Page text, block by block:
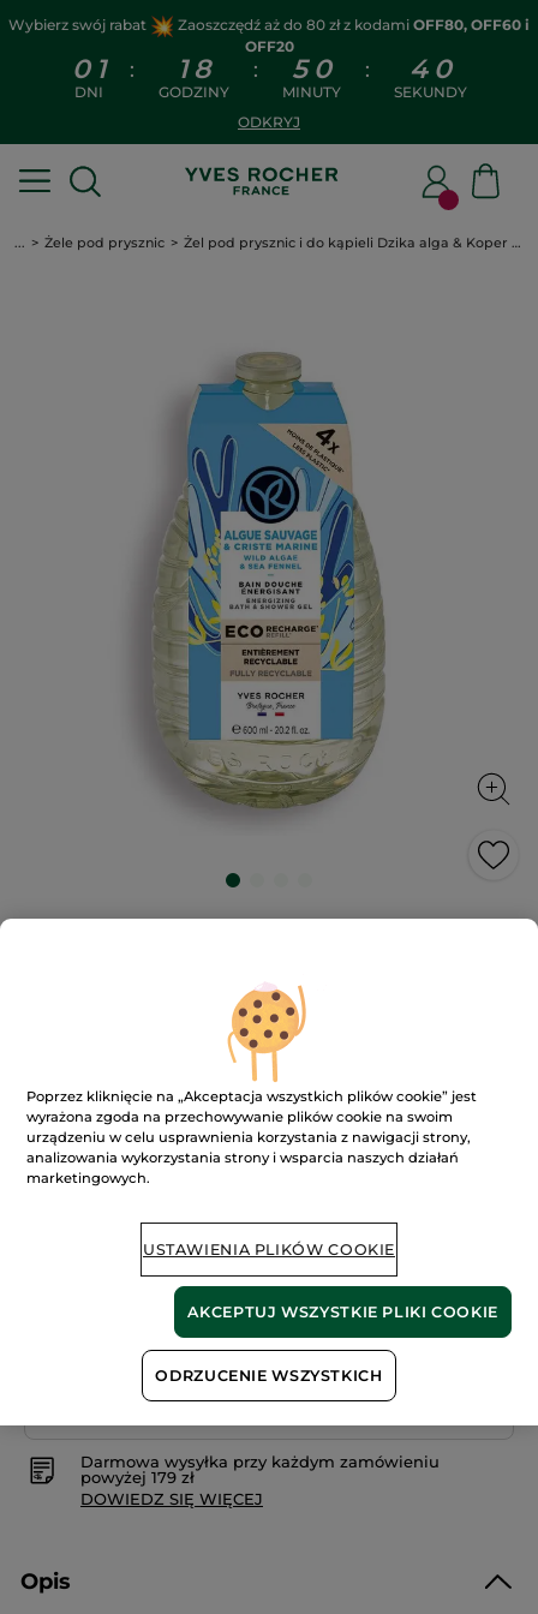
Wybierz swój rabat Zaoszczędź aż do 80 zł z kodami OFF80, OFF60 i
OFF20
0 1
DNI
: 1 8
GODZINY
: 5 0
MINUTY
: 4 0
SEKUNDY
ODKRYJ
... Żele pod prysznic Żel pod prysznic i do kąpieli Dzika alga & Koper morski uzupełniacz
Pierwszy ekologiczny uzupełniacz żelu do kąpieli i
pod prysznic od Yves Rocher w bardziej
ekonomicznym formacie 600 ml!
600 ml
4.9 ★★★★★
★★★★★
4.9
na
5
gwiazdek.
Przeczytaj
prysznic
i
do
kąpieli
Koper
morski
uzupełniacz
(798)DODAJ RECENZJĘ
42.90 zł
DODAJ DO KOSZYKA
Dostawa między 10/08 a 11/08.
Bezpieczna płatność
Darmowa wysyłka przy każdym zamówieniu
powyżej 179 zł
DOWIEDZ SIĘ WIĘCEJ
Opis
Poprzez kliknięcie na „Akceptacja wszystkich plików cookie” jest
wyrażona zgoda na przechowywanie plików cookie na swoim
urządzeniu w celu usprawnienia korzystania z nawigacji strony,
analizowania wykorzystania strony i wsparcia naszych działań
marketingowych.
USTAWIENIA PLIKÓW COOKIE
ODRZUCENIE WSZYSTKICH
AKCEPTUJ WSZYSTKIE PLIKI COOKIE